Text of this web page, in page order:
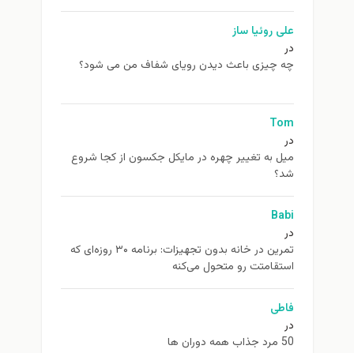
علی روئیا ساز
در
چه چیزی باعث دیدن رویای شفاف من می شود؟
Tom
در
ميل به تغيير چهره در مایکل جکسون از كجا شروع
شد؟
Babi
در
تمرین در خانه بدون تجهیزات: برنامه ۳۰ روزه‌ای که
استقامتت رو متحول می‌کنه
فاطی
در
50 مرد جذاب همه دوران ها